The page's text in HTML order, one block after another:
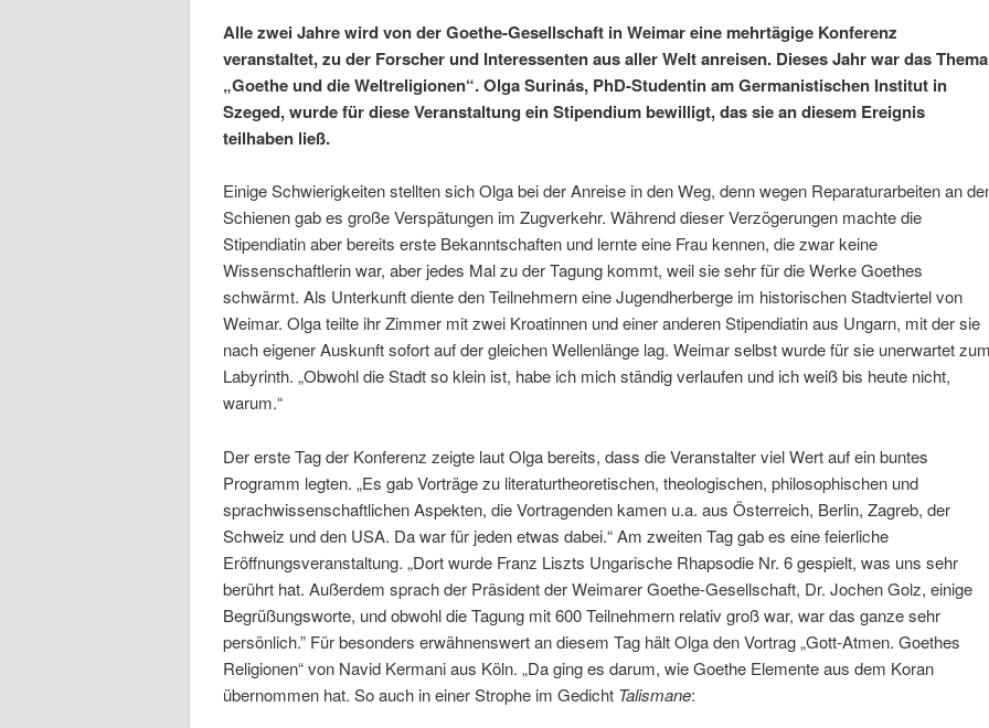
Alle zwei Jahre wird von der Goethe-Gesellschaft in Weimar eine mehrtägige Konferenz
veranstaltet, zu der Forscher und Interessenten aus aller Welt anreisen. Dieses Jahr war das Thema
„Goethe und die Weltreligionen“. Olga Surinás, PhD-Studentin am Germanistischen Institut in
Szeged, wurde für diese Veranstaltung ein Stipendium bewilligt, das sie an diesem Ereignis
teilhaben ließ.
Einige Schwierigkeiten stellten sich Olga bei der Anreise in den Weg, denn wegen Reparaturarbeiten an
Schienen gab es große Verspätungen im Zugverkehr. Während dieser Verzögerungen machte die
Stipendiatin aber bereits erste Bekanntschaften und lernte eine Frau kennen, die zwar keine
Wissenschaftlerin war, aber jedes Mal zu der Tagung kommt, weil sie sehr für die Werke Goethes
schwärmt. Als Unterkunft diente den Teilnehmern eine Jugendherberge im historischen Stadtviertel von
Weimar. Olga teilte ihr Zimmer mit zwei Kroatinnen und einer anderen Stipendiatin aus Ungarn, mit der sie
nach eigener Auskunft sofort auf der gleichen Wellenlänge lag. Weimar selbst wurde für sie unerwartet
Labyrinth. „Obwohl die Stadt so klein ist, habe ich mich ständig verlaufen und ich weiß bis heute nicht,
warum.“
Der erste Tag der Konferenz zeigte laut Olga bereits, dass die Veranstalter viel Wert auf ein buntes
Programm legten. „Es gab Vorträge zu literaturtheoretischen, theologischen, philosophischen und
sprachwissenschaftlichen Aspekten, die Vortragenden kamen u.a. aus Österreich, Berlin, Zagreb, der
Schweiz und den USA. Da war für jeden etwas dabei.“ Am zweiten Tag gab es eine feierliche
Eröffnungsveranstaltung. „Dort wurde Franz Liszts Ungarische Rhapsodie Nr. 6 gespielt, was uns sehr
berührt hat. Außerdem sprach der Präsident der Weimarer Goethe-Gesellschaft, Dr. Jochen Golz, einige
Begrüßungsworte, und obwohl die Tagung mit 600 Teilnehmern relativ groß war, war das ganze sehr
persönlich.” Für besonders erwähnenswert an diesem Tag hält Olga den Vortrag „Gott-Atmen. Goethes
Religionen“ von Navid Kermani aus Köln. „Da ging es darum, wie Goethe Elemente aus dem Koran
übernommen hat. So auch in einer Strophe im Gedicht Talismane: